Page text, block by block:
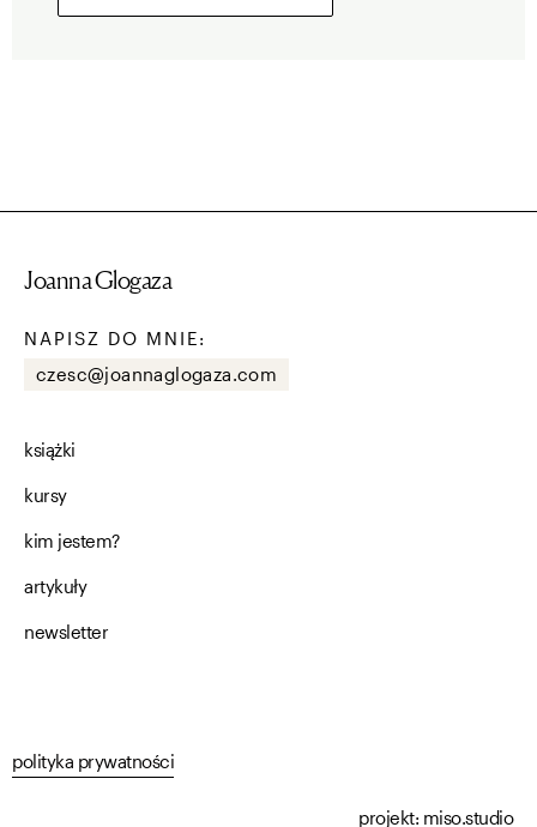
Joanna Glogaza
NAPISZ DO MNIE:
czesc@joannaglogaza.com
książki
kursy
kim jestem?
artykuły
newsletter
polityka prywatności
projekt: miso.studio